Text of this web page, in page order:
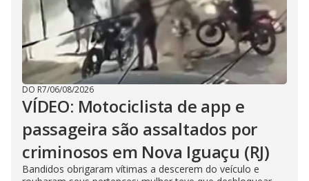
DO R7/06/08/2026
VÍDEO: Motociclista de app e
passageira são assaltados por
criminosos em Nova Iguaçu (RJ)
Bandidos obrigaram vítimas a descerem do veículo e